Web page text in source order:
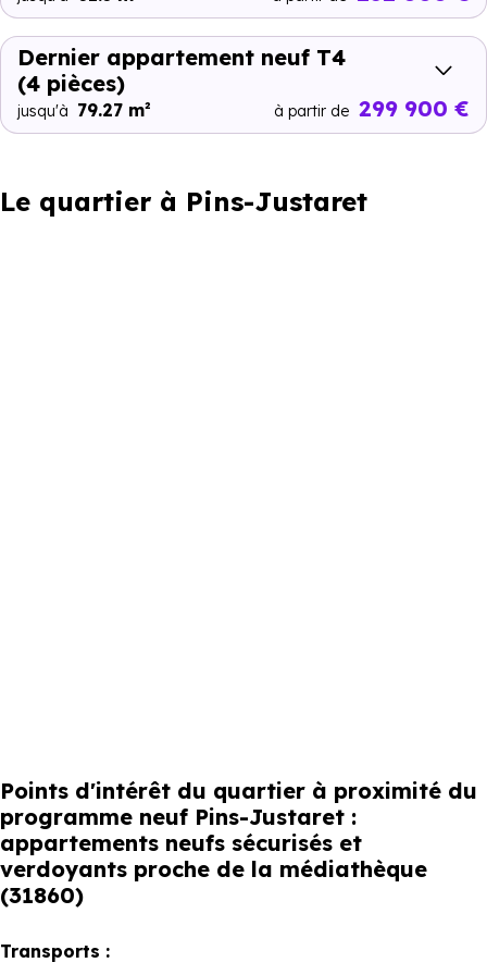
Dernier appartement neuf T4
(4 pièces)
jusqu'à 79.27 m² à partir de 299 900 €
Le quartier à Pins-Justaret
Points d'intérêt du quartier à proximité du
programme neuf Pins-Justaret :
appartements neufs sécurisés et
verdoyants proche de la médiathèque
(31860)
Transports :